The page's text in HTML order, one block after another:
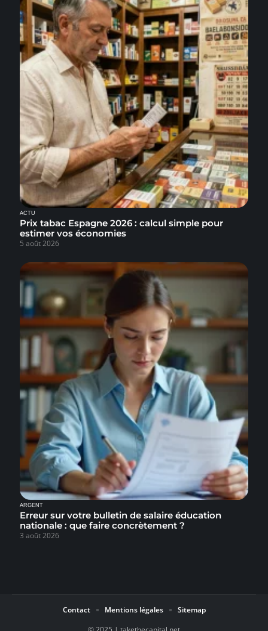
ACTU
Prix tabac Espagne 2026 : calcul simple pour
estimer vos économies
5 août 2026
ARGENT
Erreur sur votre bulletin de salaire éducation
nationale : que faire concrètement ?
3 août 2026
Contact Mentions légales Sitemap